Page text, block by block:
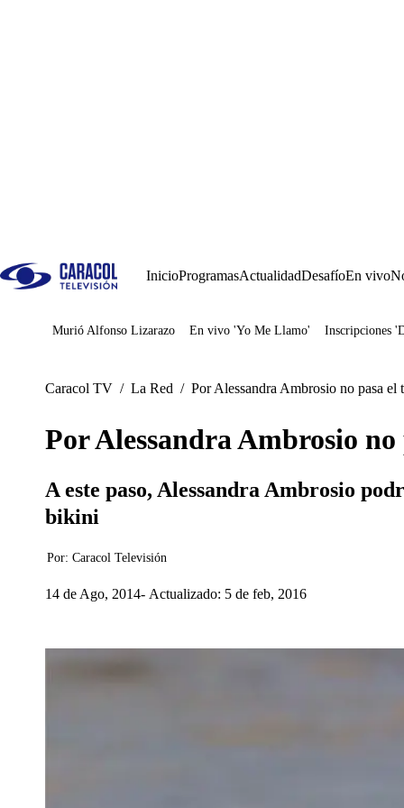
InicioProgramasActualidadDesafíoEn vivo
Juegos
Murió Alfonso Lizarazo En vivo 'Yo Me Llamo' Inscripciones
Caracol TV / La Red / Por Alessandra Ambrosio no pasa el
Por Alessandra Ambrosio
A este paso, Alessandra Ambrosio
bikini
Por: Caracol Televisión
14 de Ago, 2014 Actualizado: 5 de feb, 2016